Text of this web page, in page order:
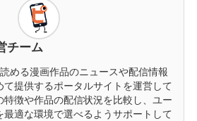
チーム
める漫画作品のニュースや配信情報
提供するポータルサイトを運営して
徴や作品の配信状況を比較し、ユー
適な環境で選べるようサポートして